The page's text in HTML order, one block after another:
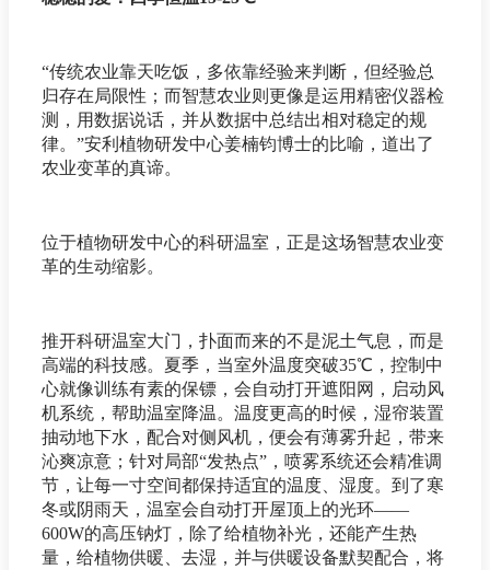
“传统农业靠天吃饭，多依靠经验来判断，但经验总
归存在局限性；而智慧农业则更像是运用精密仪器检
测，用数据说话，并从数据中总结出相对稳定的规
律。”安利植物研发中心姜楠钧博士的比喻，道出了
农业变革的真谛。
位于植物研发中心的科研温室，正是这场智慧农业变
革的生动缩影。
推开科研温室大门，扑面而来的不是泥土气息，而是
高端的科技感。夏季，当室外温度突破35℃，控制中
心就像训练有素的保镖，会自动打开遮阳网，启动风
机系统，帮助温室降温。温度更高的时候，湿帘装置
抽动地下水，配合对侧风机，便会有薄雾升起，带来
沁爽凉意；针对局部“发热点”，喷雾系统还会精准调
节，让每一寸空间都保持适宜的温度、湿度。到了寒
冬或阴雨天，温室会自动打开屋顶上的光环——
600W的高压钠灯，除了给植物补光，还能产生热
量，给植物供暖、去湿，并与供暖设备默契配合，将